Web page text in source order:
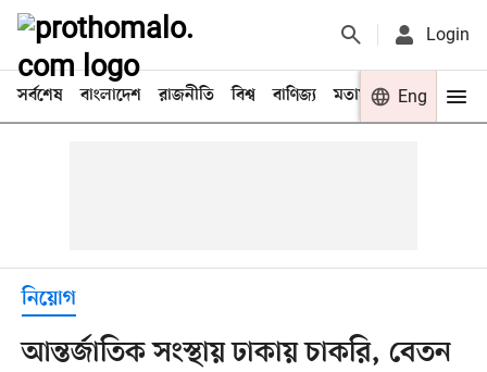
Login
সর্বশেষ বাংলাদেশ রাজনীতি বিশ্ব বাণিজ্য মতামত খেলা
Eng
নিয়োগ
আন্তর্জাতিক সংস্থায় ঢাকায় চাকরি, বেতন